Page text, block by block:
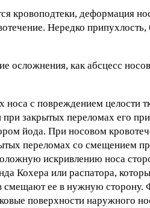
кровоподтеки, деформация
Нередко
осложнения, как абсцесс
с повреждением целости
закрытых переломах его
йода. При носовом
переломах со смещением
искривлению носа
Кохера или распатора,
смещают ее в нужную сторону.
поверхности наружного